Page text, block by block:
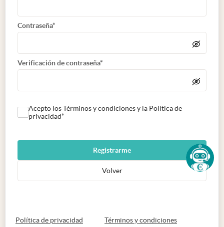
Contraseña*
Verificación de contraseña*
Acepto los Términos y condiciones y la Política de
privacidad*
Registrarme
Volver
Política de privacidad abre en nueva pestaña
Términos y condicionesabre en nueva